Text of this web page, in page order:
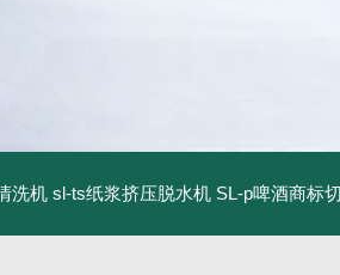
洗机 sl-ts纸浆挤压脱水机 SL-p啤酒商标